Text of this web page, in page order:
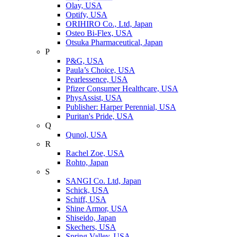
Olay, USA
Optify, USA
ORIHIRO Co., Ltd, Japan
Osteo Bi-Flex, USA
Otsuka Pharmaceutical, Japan
P
P&G, USA
Paula’s Choice, USA
Pearlessence, USA
Pfizer Consumer Healthcare, USA
PhysAssist, USA
Publisher: Harper Perennial, USA
Puritan's Pride, USA
Q
Qunol, USA
R
Rachel Zoe, USA
Rohto, Japan
S
SANGI Co. Ltd, Japan
Schick, USA
Schiff, USA
Shine Armor, USA
Shiseido, Japan
Skechers, USA